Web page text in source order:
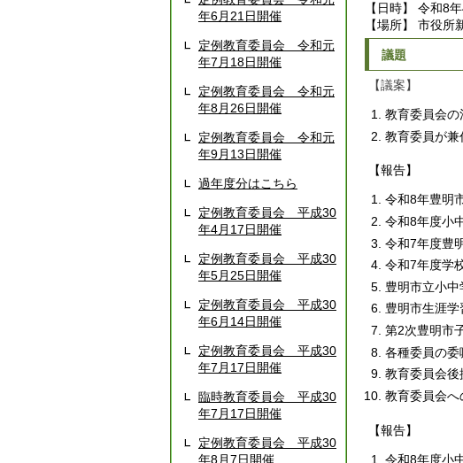
年6月21日開催
定例教育委員会 令和元
年7月18日開催
定例教育委員会 令和元
年8月26日開催
定例教育委員会 令和元
年9月13日開催
過年度分はこちら
定例教育委員会 平成30
年4月17日開催
定例教育委員会 平成30
年5月25日開催
定例教育委員会 平成30
年6月14日開催
定例教育委員会 平成30
年7月17日開催
臨時教育委員会 平成30
年7月17日開催
定例教育委員会 平成30
年8月7日開催
【日時】 令和8
【場所】 市役所
議題
【議案】
教育委員会の
教育委員が兼
【報告】
令和8年豊明
令和8年度小
令和7年度豊
令和7年度学
豊明市立小
豊明市生涯
第2次豊明市
各種委員の委
教育委員会後
教育委員会へ
【報告】
令和8年度小